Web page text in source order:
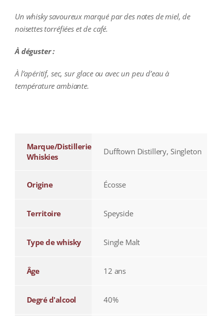
Un whisky savoureux marqué par des notes de miel, de
noisettes torréfiées et de café.
À déguster :
À l’apéritif, sec, sur glace ou avec un peu d’eau à
température ambiante.
Marque/Distillerie
Whiskies
Dufftown Distillery, Singleton
Origine Écosse
Territoire Speyside
Type de whisky Single Malt
Âge 12 ans
Degré d'alcool 40%